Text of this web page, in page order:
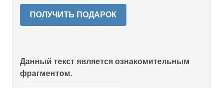
ПОЛУЧИТЬ ПОДАРОК
Данный текст является ознакомительным
фрагментом.